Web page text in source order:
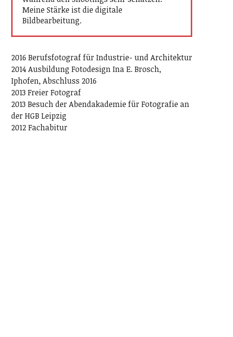
Meine Stärke ist die digitale
Bildbearbeitung.
2016 Berufsfotograf für Industrie- und Architektur
2014 Ausbildung Fotodesign Ina E. Brosch,
Iphofen, Abschluss 2016
2013 Freier Fotograf
2013 Besuch der Abendakademie für Fotografie an
der HGB Leipzig
2012 Fachabitur